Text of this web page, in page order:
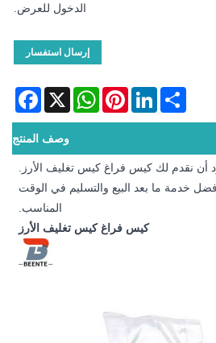
الدخول للعرض.
إرسال استفسار
X
WhatsAppPinterestLinkedInShare
وصف المنتج
أن نقدم لك كيس فراغ كيس تغليف الأرز.
خدمة ما بعد البيع والتسليم في الوقت
المناسب.
كيس فراغ كيس تغليف الأرز